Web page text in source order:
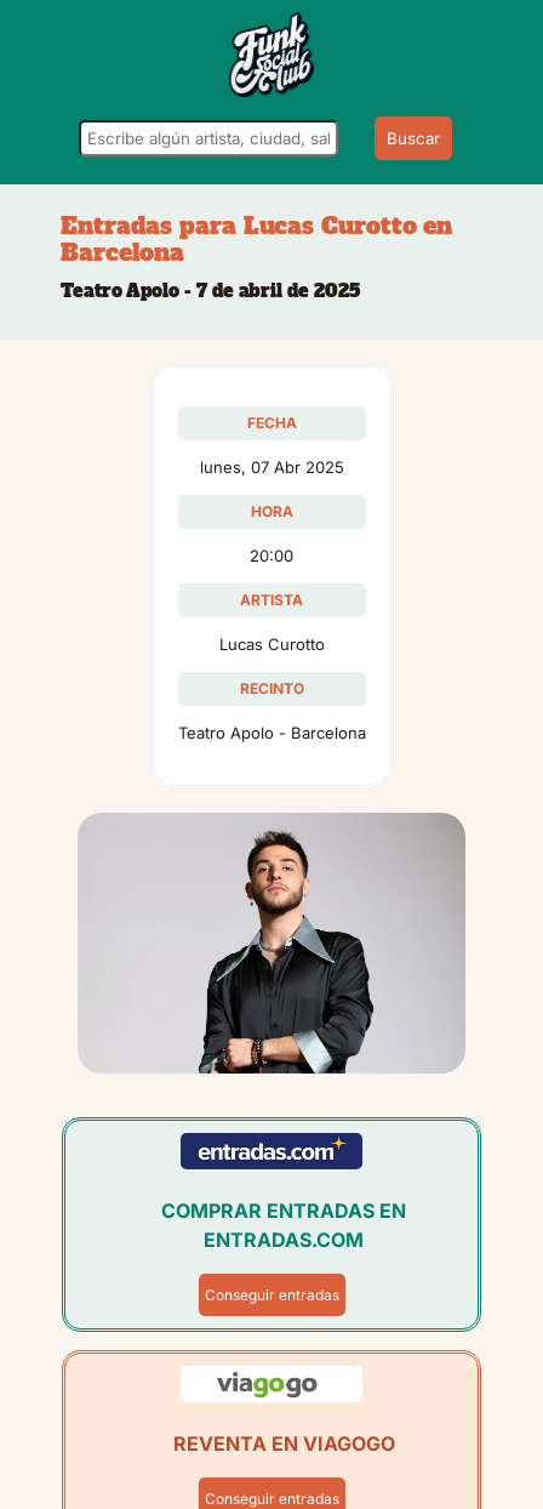
Buscar
Entradas para Lucas Curotto en
Barcelona
Teatro Apolo - 7 de abril de 2025
FECHA
lunes, 07 Abr 2025
HORA
20:00
ARTISTA
Lucas Curotto
RECINTO
Teatro Apolo - Barcelona
COMPRAR ENTRADAS EN
ENTRADAS.COM
Conseguir entradas
REVENTA EN VIAGOGO
Conseguir entradas